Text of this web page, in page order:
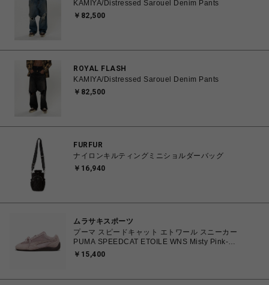
KAMIYA/Distressed Sarouel Denim Pants
￥82,500
ROYAL FLASH
KAMIYA/Distressed Sarouel Denim Pants
￥82,500
FURFUR
ナイロンキルティングミニショルダーバッグ
￥16,940
ムラサキスポーツ
プーマ スピードキャット エトワール スニーカー
PUMA SPEEDCAT ETOILE WNS Misty Pink-
Chocolate Fondue 23.0cm～25.0㎝ 407673_03
￥15,400